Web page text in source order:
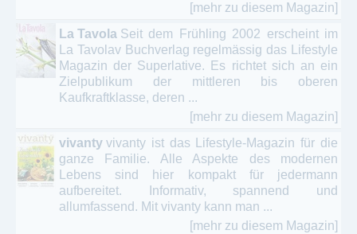
[mehr zu diesem Magazin]
La Tavola Seit dem Frühling 2002 erscheint im
La Tavolav Buchverlag regelmässig das Lifestyle
Magazin der Superlative. Es richtet sich an ein
Zielpublikum der mittleren bis oberen
Kaufkraftklasse, deren ...
[mehr zu diesem Magazin]
vivanty vivanty ist das Lifestyle-Magazin für die
ganze Familie. Alle Aspekte des modernen
Lebens sind hier kompakt für jedermann
aufbereitet. Informativ, spannend und
allumfassend. Mit vivanty kann man ...
[mehr zu diesem Magazin]